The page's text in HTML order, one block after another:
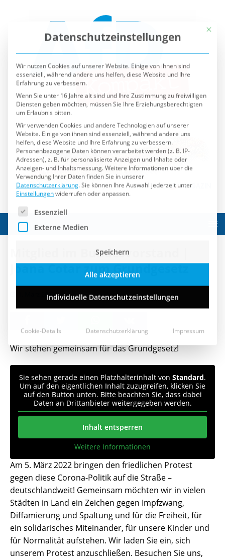
Mitglied im Bundesvorstand |
Joana Cotar zum Grundgesetz
1. März 2022
Wir stehen gemeinsam für das Grundgesetz!
Sie sehen gerade einen Platzhalterinhalt von Standard.
Um auf den eigentlichen Inhalt zuzugreifen, klicken Sie
auf den Button unten. Bitte beachten Sie, dass dabei
Daten an Drittanbieter weitergegeben werden.
Inhalt entsperren
Weitere Informationen
Am 5. März 2022 bringen den friedlichen Protest
gegen diese Corona-Politik auf die Straße –
deutschlandweit! Gemeinsam möchten wir in vielen
Städten in Land ein Zeichen gegen Impfzwang,
Diffamierung und Spaltung und für die Freiheit, für
ein solidarisches Miteinander, für unsere Kinder und
für Normalität aufstehen. Wir laden Sie ein, sich
unserem Protest anzuschließen. Besuchen Sie uns,
Datenschutzeinstellungen
Wir nutzen Cookies auf unserer Website. Einige von ihnen sind
Erfahrung zu verbessern.
Wenn Sie unter 16 Jahre alt sind und Ihre Zustimmung zu freiwilligen
um Erlaubnis bitten.
Wir verwenden Cookies und andere Technologien auf unserer
helfen, diese Website und Ihre Erfahrung zu verbessern.
Personenbezogene Daten können verarbeitet werden (z. B. IP-
Adressen), z. B. für personalisierte Anzeigen und Inhalte oder
Anzeigen- und Inhaltsmessung.Weitere Informationen über die
Verwendung Ihrer Daten finden Sie in unserer
Datenschutzerklärung.Sie können Ihre Auswahl jederzeit unter
Einstellungenwiderrufen oder anpassen.
Es folgt eine Liste der Service-Gruppen, für die eine
Essenziell
Externe Medien
Alle akzeptieren
Individuelle Datenschutzeinstellungen